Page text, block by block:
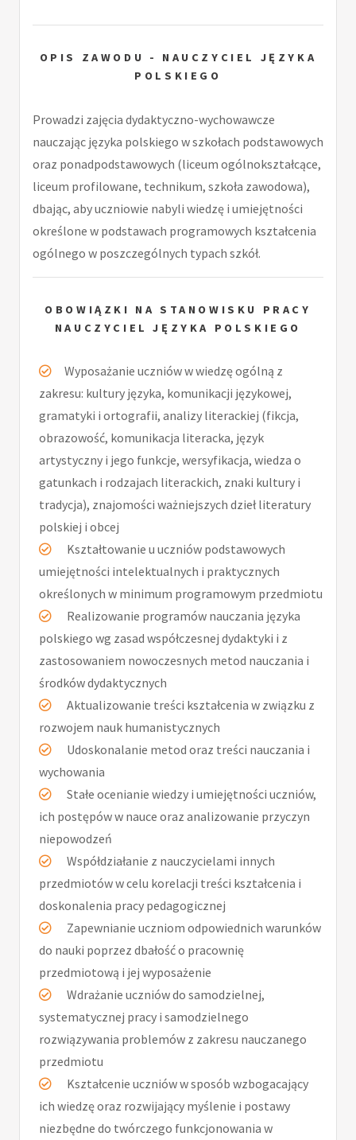
OPIS ZAWODU - NAUCZYCIEL JĘZYKA
POLSKIEGO
Prowadzi zajęcia dydaktyczno-wychowawcze
nauczając języka polskiego w szkołach podstawowych
oraz ponadpodstawowych (liceum ogólnokształcące,
liceum profilowane, technikum, szkoła zawodowa),
dbając, aby uczniowie nabyli wiedzę i umiejętności
określone w podstawach programowych kształcenia
ogólnego w poszczególnych typach szkół.
OBOWIĄZKI NA STANOWISKU PRACY
NAUCZYCIEL JĘZYKA POLSKIEGO
Wyposażanie uczniów w wiedzę ogólną z
zakresu: kultury języka, komunikacji językowej,
gramatyki i ortografii, analizy literackiej (fikcja,
obrazowość, komunikacja literacka, język
artystyczny i jego funkcje, wersyfikacja, wiedza o
gatunkach i rodzajach literackich, znaki kultury i
tradycja), znajomości ważniejszych dzieł literatury
polskiej i obcej
Kształtowanie u uczniów podstawowych
umiejętności intelektualnych i praktycznych
określonych w minimum programowym przedmiotu
Realizowanie programów nauczania języka
polskiego wg zasad współczesnej dydaktyki i z
zastosowaniem nowoczesnych metod nauczania i
środków dydaktycznych
Aktualizowanie treści kształcenia w związku z
rozwojem nauk humanistycznych
Udoskonalanie metod oraz treści nauczania i
wychowania
Stałe ocenianie wiedzy i umiejętności uczniów,
ich postępów w nauce oraz analizowanie przyczyn
niepowodzeń
Współdziałanie z nauczycielami innych
przedmiotów w celu korelacji treści kształcenia i
doskonalenia pracy pedagogicznej
Zapewnianie uczniom odpowiednich warunków
do nauki poprzez dbałość o pracownię
przedmiotową i jej wyposażenie
Wdrażanie uczniów do samodzielnej,
systematycznej pracy i samodzielnego
rozwiązywania problemów z zakresu nauczanego
przedmiotu
Kształcenie uczniów w sposób wzbogacający
ich wiedzę oraz rozwijający myślenie i postawy
niezbędne do twórczego funkcjonowania w